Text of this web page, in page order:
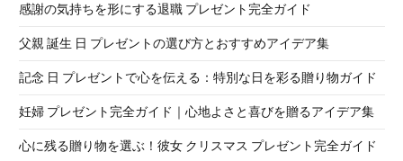
感謝の気持ちを形にする退職 プレゼント完全ガイド
父親 誕生 日 プレゼントの選び方とおすすめアイデア集
記念 日 プレゼントで心を伝える：特別な日を彩る贈り物ガイド
妊婦 プレゼント完全ガイド｜心地よさと喜びを贈るアイデア集
心に残る贈り物を選ぶ！彼女 クリスマス プレゼント完全ガイド